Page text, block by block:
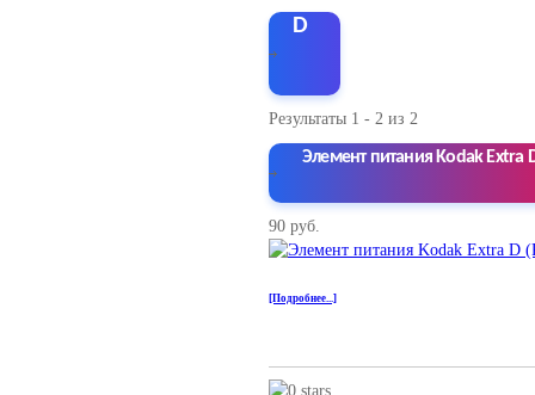
D
Результаты 1 - 2 из 2
Элемент питания Kodak Extra
90 руб.
[Подробнее...]